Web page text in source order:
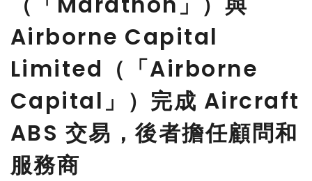
Airborne Capital
Limited（「Airborne
Capital」）完成 Aircraft
ABS 交易，後者擔任顧問和
服務商